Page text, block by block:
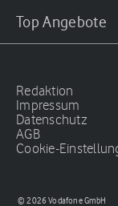
Top Angebote
Redaktion
Impressum
Datenschutz
AGB
Cookie-
© 2026 Vodafone GmbH